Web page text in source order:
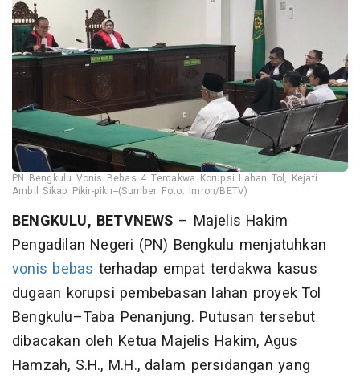
PN Bengkulu Vonis Bebas 4 Terdakwa Korupsi Lahan Tol, Kejati
Ambil Sikap Pikir-pikir--(Sumber Foto: Imron/BETV)
BENGKULU, BETVNEWS – Majelis Hakim
Pengadilan Negeri (PN) Bengkulu menjatuhkan
vonis bebas terhadap empat terdakwa kasus
dugaan korupsi pembebasan lahan proyek Tol
Bengkulu–Taba Penanjung. Putusan tersebut
dibacakan oleh Ketua Majelis Hakim, Agus
Hamzah, S.H., M.H., dalam persidangan yang